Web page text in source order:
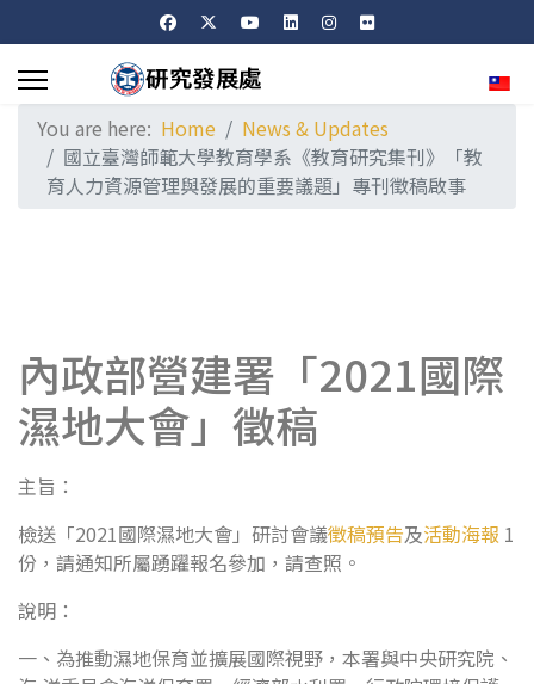
You are here: Home
News & Updates
國立臺灣師範大學教育學系《教育研究集刊》「教
育人力資源管理與發展的重要議題」專刊徵稿啟事
內政部營建署「2021國際
濕地大會」徵稿
主旨：
檢送「2021國際濕地大會」研討會議徵稿預告及活動海報 1
份，請通知所屬踴躍報名參加，請查照。
說明：
一、為推動濕地保育並擴展國際視野，本署與中央研究院、